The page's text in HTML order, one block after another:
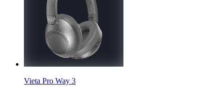
Vieta Pro Way 3